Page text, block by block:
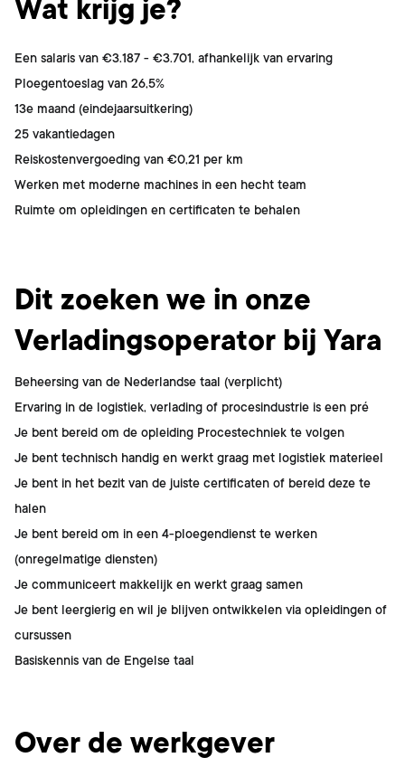
Wat krijg je?
Een salaris van €3.187 - €3.701, afhankelijk van ervaring
Ploegentoeslag van 26,5%
13e maand (eindejaarsuitkering)
25 vakantiedagen
Reiskostenvergoeding van €0,21 per km
Werken met moderne machines in een hecht team
Ruimte om opleidingen en certificaten te behalen
Dit ben jij
Dit zoeken we in onze
Verladingsoperator bij Yara
Beheersing van de Nederlandse taal (verplicht)
Ervaring in de logistiek, verlading of procesindustrie is een pré
Je bent bereid om de opleiding Procestechniek te volgen
Je bent technisch handig en werkt graag met logistiek materieel
Je bent in het bezit van de juiste certificaten of bereid deze te
halen
Je bent bereid om in een 4-ploegendienst te werken
(onregelmatige diensten)
Je communiceert makkelijk en werkt graag samen
Je bent leergierig en wil je blijven ontwikkelen via opleidingen of
cursussen
Basiskennis van de Engelse taal
Over de werkgever